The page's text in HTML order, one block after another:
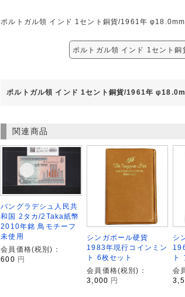
ポルトガル領 インド 1セント銅貨/1961年
ポルトガル領 インド 1セント
ポルトガル領 インド 1セント銅貨/1961年
関連商品
バングラデシュ人民共
和国 2タカ/2Taka紙幣
2010年銘 鳥モチーフ
未使用
会員価格(税別)：
600 円
シンガポール硬貨
1983年現行コインミン
ト 6枚セット
会員価格(税別)：
3,000 円
シ
ト
会